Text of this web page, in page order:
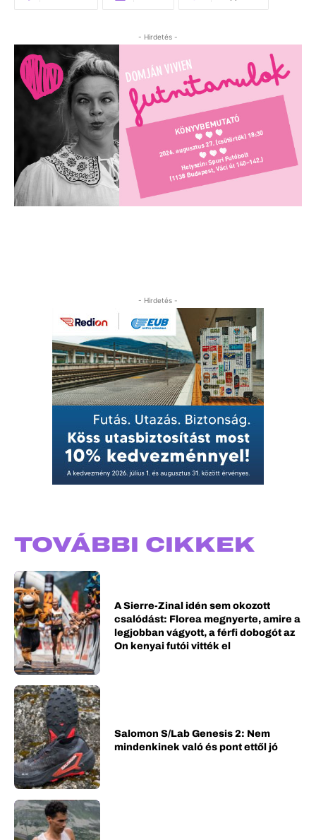
- Hirdetés -
- Hirdetés -
TOVÁBBI CIKKEK
A Sierre-Zinal idén sem okozott
csalódást: Florea megnyerte, amire a
legjobban vágyott, a férfi dobogót az
On kenyai futói vitték el
Salomon S/Lab Genesis 2: Nem
mindenkinek való és pont ettől jó